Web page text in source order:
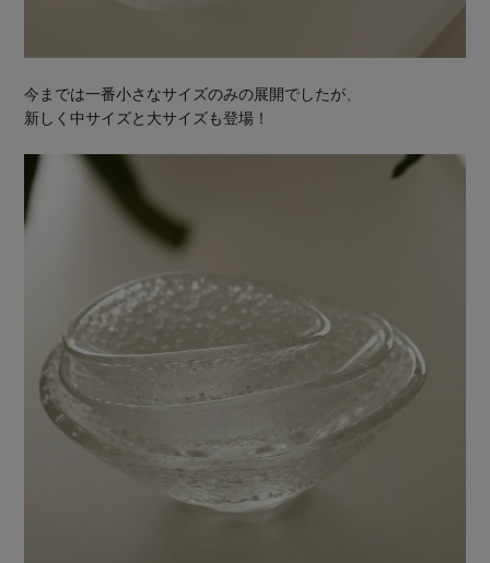
今までは一番小さなサイズのみの展開でしたが、
新しく中サイズと大サイズも登場！